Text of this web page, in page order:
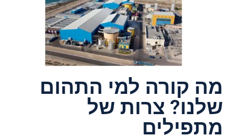
מה קורה למי התהום
שלנו? צרות של
מתפילים